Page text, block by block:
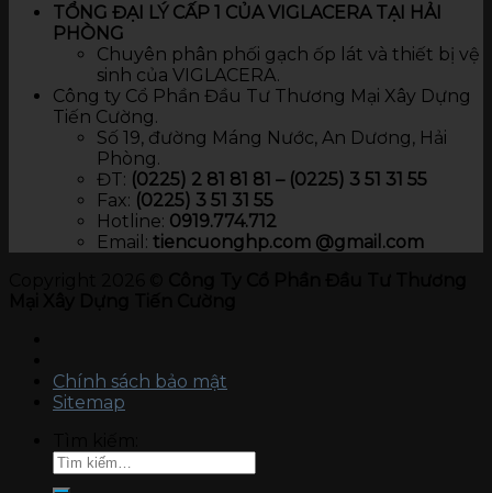
TỔNG ĐẠI LÝ CẤP 1 CỦA VIGLACERA TẠI HẢI
PHÒNG
Chuyên phân phối gạch ốp lát và thiết bị vệ
sinh của VIGLACERA.
Công ty Cổ Phần Đầu Tư Thương Mại Xây Dựng
Tiến Cường.
Số 19, đường Máng Nước, An Dương, Hải
Phòng.
ĐT: (0225) 2 81 81 81 – (0225) 3 51 31 55
Fax: (0225) 3 51 31 55
Hotline: 0919.774.712​
Email: tiencuonghp.com @gmail.com
Chính sách bảo mật
Sitemap